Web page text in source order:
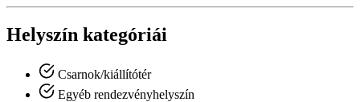
Helyszín kategóriái
Csarnok/kiállítótér
Egyéb rendezvényhelyszín